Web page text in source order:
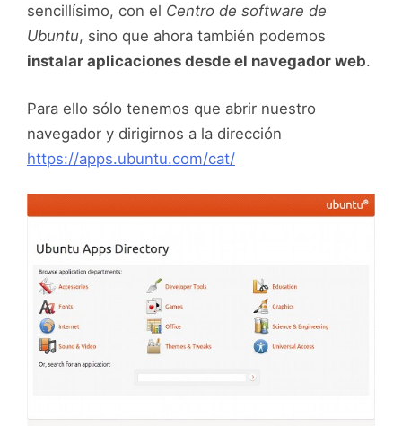
sencillísimo, con el Centro de software de
Ubuntu, sino que ahora también podemos
instalar aplicaciones desde el navegador web.
Para ello sólo tenemos que abrir nuestro
navegador y dirigirnos a la dirección
https://apps.ubuntu.com/cat/